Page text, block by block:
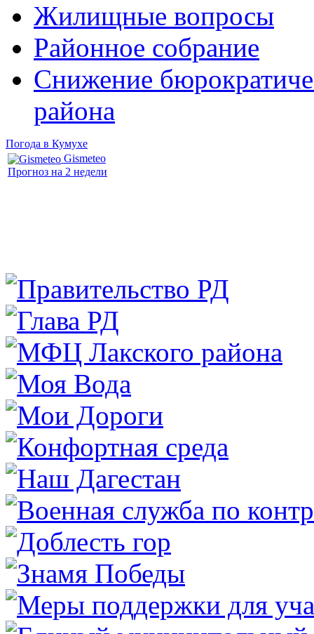
Жилищные вопросы
Районное собрание
Снижение
района
Погода в Кумухе
Gismeteo
Прогноз на 2 недели